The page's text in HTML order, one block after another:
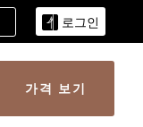
로그인
가격 보기